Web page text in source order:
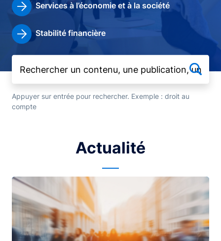
Services à l’économie et à la société
Stabilité financière
Appuyer sur entrée pour rechercher. Exemple : droit au
compte
Actualité
Image